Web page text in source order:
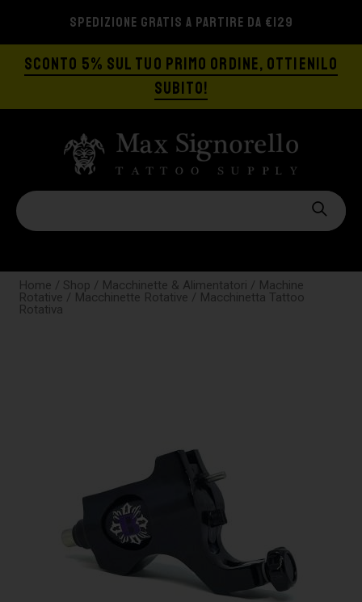
SPEDIZIONE GRATIS A PARTIRE DA €129
SCONTO 5% SUL TUO PRIMO ORDINE, OTTIENILO
SUBITO!
Home / Shop / Macchinette & Alimentatori / Machine
Rotative / Macchinette Rotative / Macchinetta Tattoo
Rotativa